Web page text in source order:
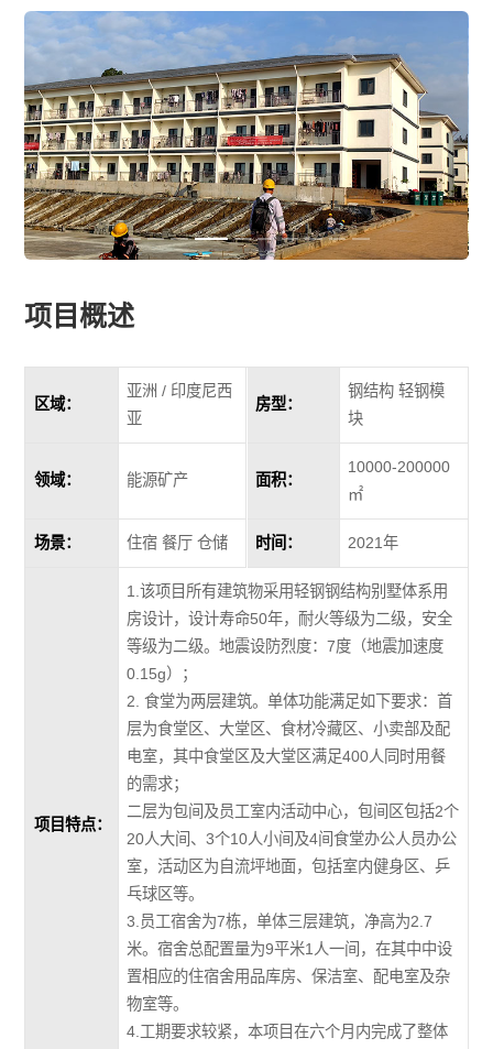
项目概述
区域：
亚洲 / 印度尼西
亚
房型：
钢结构 轻钢模
块
领域： 能源矿产 面积：
10000-200000
㎡
场景： 住宿 餐厅 仓储 时间： 2021年
项目特点：
1.该项目所有建筑物采用轻钢钢结构别墅体系用
房设计，设计寿命50年，耐火等级为二级，安全
等级为二级。地震设防烈度：7度（地震加速度
0.15g）；
2. 食堂为两层建筑。单体功能满足如下要求：首
层为食堂区、大堂区、食材冷藏区、小卖部及配
电室，其中食堂区及大堂区满足400人同时用餐
的需求；
二层为包间及员工室内活动中心，包间区包括2个
20人大间、3个10人小间及4间食堂办公人员办公
室，活动区为自流坪地面，包括室内健身区、乒
乓球区等。
3.员工宿舍为7栋，单体三层建筑，净高为2.7
米。宿舍总配置量为9平米1人一间，在其中中设
置相应的住宿舍用品库房、保洁室、配电室及杂
物室等。
4.工期要求较紧，本项目在六个月内完成了整体